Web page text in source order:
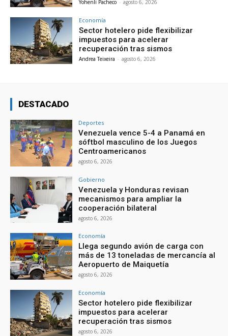
Yohenli Pacheco - agosto 6, 2026
Economía
Sector hotelero pide flexibilizar
impuestos para acelerar
recuperación tras sismos
Andrea Teixeira - agosto 6, 2026
DESTACADO
Deportes
Venezuela vence 5-4 a Panamá en
sóftbol masculino de los Juegos
Centroamericanos
agosto 6, 2026
Gobierno
Venezuela y Honduras revisan
mecanismos para ampliar la
cooperación bilateral
agosto 6, 2026
Economía
Llega segundo avión de carga con
más de 13 toneladas de mercancía al
Aeropuerto de Maiquetía
agosto 6, 2026
Economía
Sector hotelero pide flexibilizar
impuestos para acelerar
recuperación tras sismos
agosto 6, 2026